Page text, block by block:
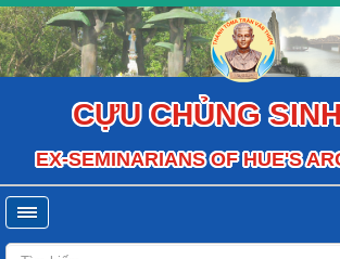
CỰU CHỦNG
EX-SEMINARIANS OF HUE'S